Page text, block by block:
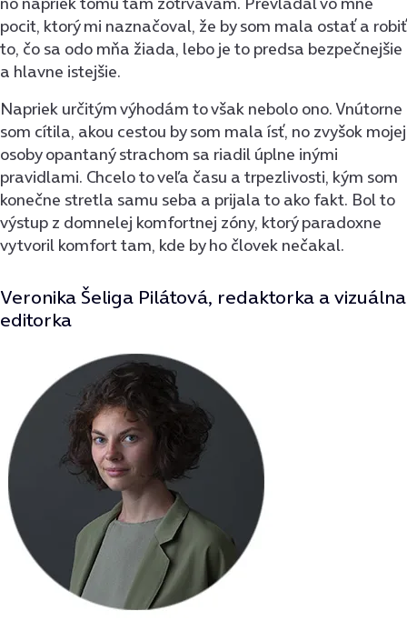
pocit, ktorý mi naznačoval, že by som mala ostať a robiť
to, čo sa odo mňa žiada, lebo je to predsa bezpečnejšie
a hlavne istejšie.
Napriek určitým výhodám to však nebolo ono. Vnútorne
som cítila, akou cestou by som mala ísť, no zvyšok mojej
osoby opantaný strachom sa riadil úplne inými
pravidlami. Chcelo to veľa času a trpezlivosti, kým som
konečne stretla samu seba a prijala to ako fakt. Bol to
výstup z domnelej komfortnej zóny, ktorý paradoxne
vytvoril komfort tam, kde by ho človek nečakal.
Veronika Šeliga Pilátová, redaktorka a vizuálna
editorka